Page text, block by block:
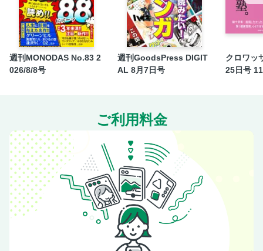
か
＆ Taipei 片倉真理の台北漫遊指南 「北投」ほか
＆ Kyoto 大和まこの京都さんぽ部 「ワイン」ほか
＆ COOKING 渡辺有子の料理教室ノート 「セロリ」
＆ NEKO だって、ねこだもん。 「気づけばネコ団子、わ
＆ Beauty キレイの理屈 〈アルビオン／クリニーク〉
＆ food Ｐレミアム通信 「健全でのびやか、五十嵐可菜
さんの中華料理」
＆ BOOKS 18 MILES OF BOOKS 果てしのない本の話
「転がる石のように」
＆ Lifelong Items これから20年、使いたい日用品。 「散
歩にちょうどいい、オーバル形のカゴ」
＆ NAOKO 大草直子の好きな時間、好きなもの。
「〈IRIS 47〉のイヤリング」 次号予告
週刊MONODAS No.83 2
026/8/8号
週刊GoodsPress DIGIT
AL 8月7日号
クロワッ
25日号
ご利用料金